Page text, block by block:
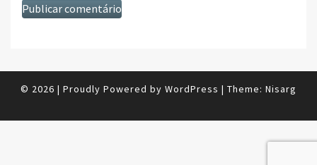
© 2026 | Proudly Powered by WordPress | Theme: Nisarg